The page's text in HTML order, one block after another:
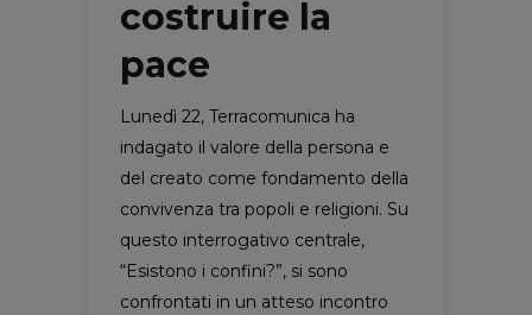
costruire la
pace
Lunedì 22, Terracomunica ha
indagato il valore della persona e
del creato come fondamento della
convivenza tra popoli e religioni. Su
questo interrogativo centrale,
“Esistono i confini?”, si sono
confrontati in un atteso incontro